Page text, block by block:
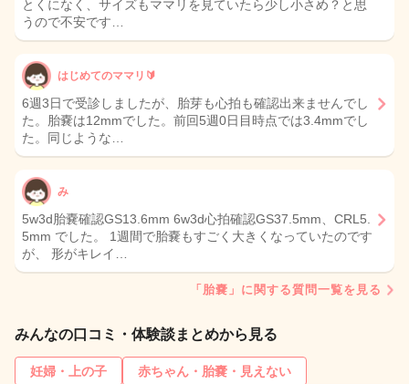
とくになく、サイズもママリを見ていたら少し小さめ？と思
うので不安です…
はじめてのママリ🔰
6週3日で受診しましたが、胎芽も心拍も確認出来ませんでし
た。胎嚢は12mmでした。前回5週0日目時点では3.4mmでし
た。同じような…
み
5w3d胎嚢確認GS13.6mm 6w3d心拍確認GS37.5mm、CRL5.
5mm でした。 1週間で胎嚢もすごく大きくなっていたのです
が、 形がキレイ…
「胎嚢」に関する質問一覧を見る
みんなの口コミ・体験談まとめから見る
妊婦・上の子
赤ちゃん・胎嚢・見えない